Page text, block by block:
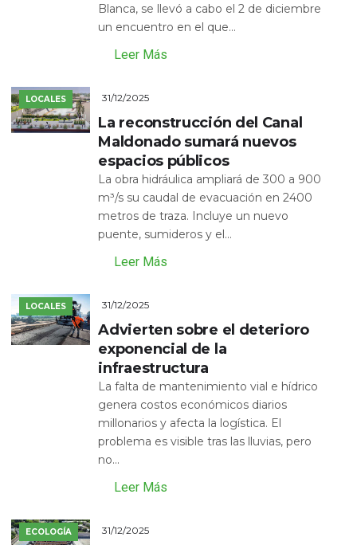
Blanca, se llevó a cabo el 2 de diciembre
un encuentro en el que...
Leer Más
LOCALES 31/12/2025
La reconstrucción del Canal
Maldonado sumará nuevos
espacios públicos
La obra hidráulica ampliará de 300 a 900
m³/s su caudal de evacuación en 2400
metros de traza. Incluye un nuevo
puente, sumideros y el...
Leer Más
LOCALES 31/12/2025
Advierten sobre el deterioro
exponencial de la
infraestructura
La falta de mantenimiento vial e hídrico
genera costos económicos diarios
millonarios y afecta la logística. El
problema es visible tras las lluvias, pero
no...
Leer Más
ECOLOGÍA 31/12/2025